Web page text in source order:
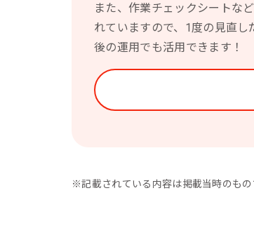
また、作業チェックシートな
れていますので、1度の見直し
後の運用でも活用できます！
※記載されている内容は掲載当時のもの